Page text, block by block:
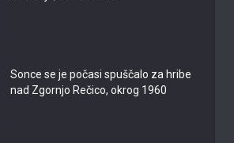
Sonce se je počasi spuščalo za hribe
nad Zgornjo Rečico, okrog 1960